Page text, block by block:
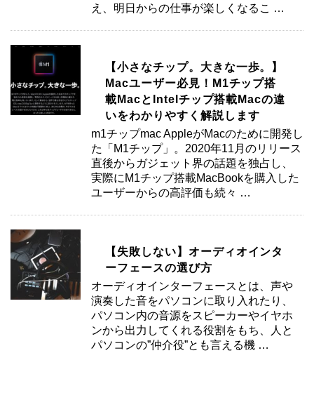
え、明日からの仕事が楽しくなるこ …
【小さなチップ。大きな一歩。】
Macユーザー必見！M1チップ搭
載MacとIntelチップ搭載Macの違
いをわかりやすく解説します
m1チップmac AppleがMacのために開発し
た「M1チップ」。2020年11月のリリース
直後からガジェット界の話題を独占し、
実際にM1チップ搭載MacBookを購入した
ユーザーからの高評価も続々 …
【失敗しない】オーディオインタ
ーフェースの選び方
オーディオインターフェースとは、声や
演奏した音をパソコンに取り入れたり、
パソコン内の音源をスピーカーやイヤホ
ンから出力してくれる役割をもち、人と
パソコンの”仲介役”とも言える機 …